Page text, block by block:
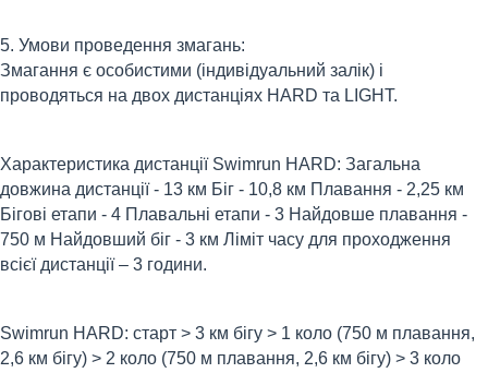
5. Умови проведення змагань:
Змагання є особистими (індивідуальний залік) і
проводяться на двох дистанціях HARD та LIGHT.
Характеристика дистанції Swimrun HARD: Загальна
довжина дистанції - 13 км Біг - 10,8 км Плавання - 2,25 км
Бігові етапи - 4 Плавальні етапи - 3 Найдовше плавання -
750 м Найдовший біг - 3 км Ліміт часу для проходження
всієї дистанції – 3 години.
Swimrun HARD: старт > 3 км бігу > 1 коло (750 м плавання,
2,6 км бігу) > 2 коло (750 м плавання, 2,6 км бігу) > 3 коло